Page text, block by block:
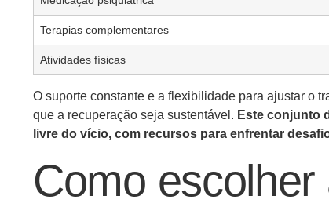
Terapias complementares
Atividades físicas
O suporte constante e a flexibilidade para ajustar o
que a recuperação seja sustentável. Este conjunto
livre do vício, com recursos para enfrentar
Como